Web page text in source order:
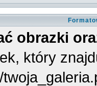
obrazki
który